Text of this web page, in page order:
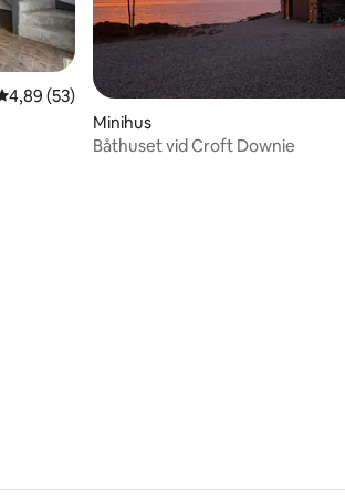
av 5 i genomsnittligt betyg, 53 omdömen
4,89 (53)
Minihus
Båthuset vid Croft Downie